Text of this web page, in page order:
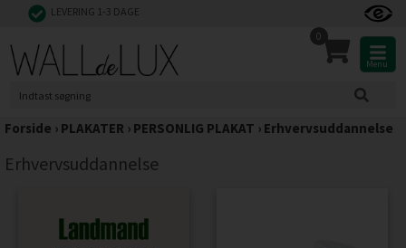
LEVERING 1-3 DAGE
0
Menu
Forside › PLAKATER › PERSONLIG PLAKAT › Erhvervsuddannelse
Erhvervsuddannelse